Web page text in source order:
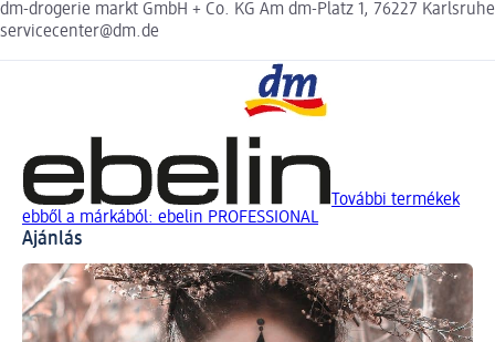
dm-drogerie markt GmbH + Co. KG Am dm-Platz 1, 76227 Karlsruhe
servicecenter@dm.de
További termékek
ebből a márkából: ebelin PROFESSIONAL
Ajánlás